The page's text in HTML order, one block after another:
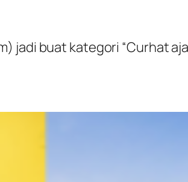
jadi buat kategori “Curhat